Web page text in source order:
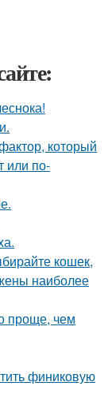
который
или по-
кошек,
наиболее
проще, чем
финиковую